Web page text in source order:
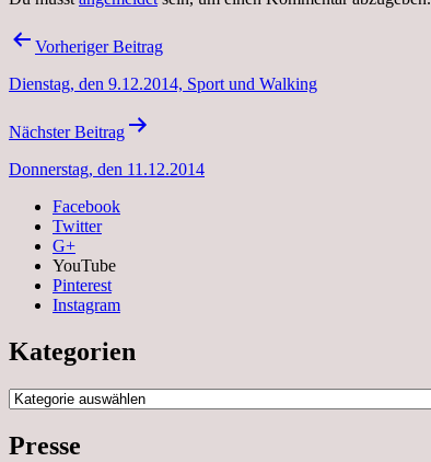
Beitragsnavigation
Vorheriger Beitrag
Dienstag, den 9.12.2014, Sport und Walking
Nächster Beitrag
Donnerstag, den 11.12.2014
Facebook
Twitter
G+
YouTube
Pinterest
Instagram
Kategorien
Kategorien
Presse